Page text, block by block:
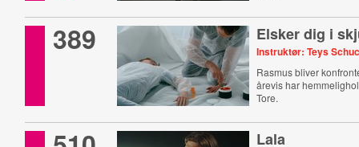
389 Elsker dig i
Instruktør: Teys
Rasmus bliver
årevis har
Tore.
Lala